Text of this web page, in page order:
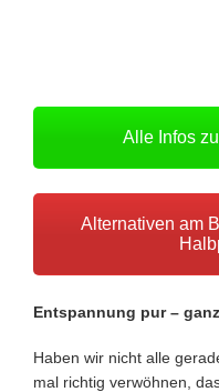
Alle Infos
Alternativen am
Entspannung pur –
Haben wir nicht alle
mal richtig verwöhnen,